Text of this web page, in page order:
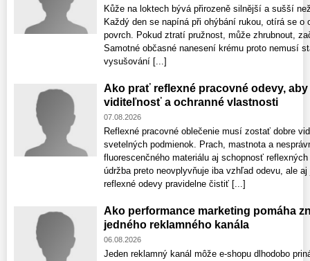
Kůže na loktech bývá přirozeně silnější a sušší
Každý den se napíná při ohýbání rukou, otírá se
povrch. Pokud ztratí pružnost, může zhrubnout,
Samotné občasné nanesení krému proto nemusí
vysušování [...]
Ako prať reflexné pracovné odevy,
viditeľnosť a ochranné vlastnosti
07.08.2026
Reflexné pracovné oblečenie musí zostať dobre
svetelných podmienok. Prach, mastnota a
fluorescenčného materiálu aj schopnosť
údržba preto neovplyvňuje iba vzhľad odevu, ale
reflexné odevy pravidelne čistiť [...]
Ako performance marketing pomáha
jedného reklamného kanála
06.08.2026
Jeden reklamný kanál môže e-shopu dlhodobo